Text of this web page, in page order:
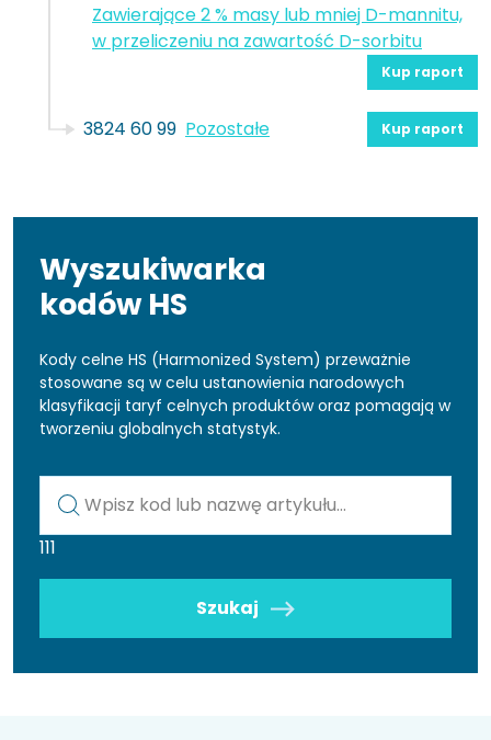
Zawierające 2 % masy lub mniej D-mannitu,
w przeliczeniu na zawartość D-sorbitu
Kup raport
3824 60 99 Pozostałe Kup raport
Wyszukiwarka
kodów HS
Kody celne HS (Harmonized System) przeważnie
stosowane są w celu ustanowienia narodowych
klasyfikacji taryf celnych produktów oraz pomagają w
tworzeniu globalnych statystyk.
111
Szukaj